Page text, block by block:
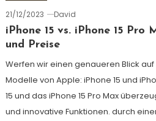
21/12/2023
David
iPhone 15 vs. iPhone 15 Pro
und Preise
Werfen wir einen genaueren Blick
Modelle von Apple: iPhone 15 und
15 und das iPhone 15 Pro Max
und innovative Funktionen. durch